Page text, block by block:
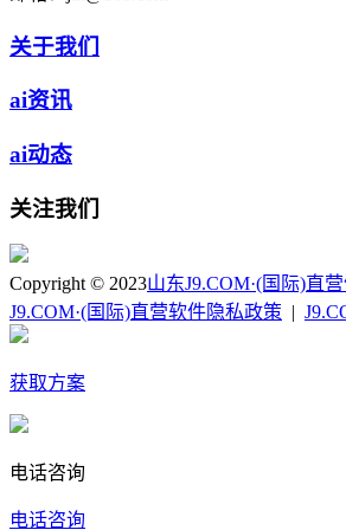
关于我们
ai资讯
ai动态
关注我们
Copyright © 2023山东J9.COM·(国际)直
J9.COM·(国际)直营软件隐私政策
获取方案
电话咨询
电话咨询